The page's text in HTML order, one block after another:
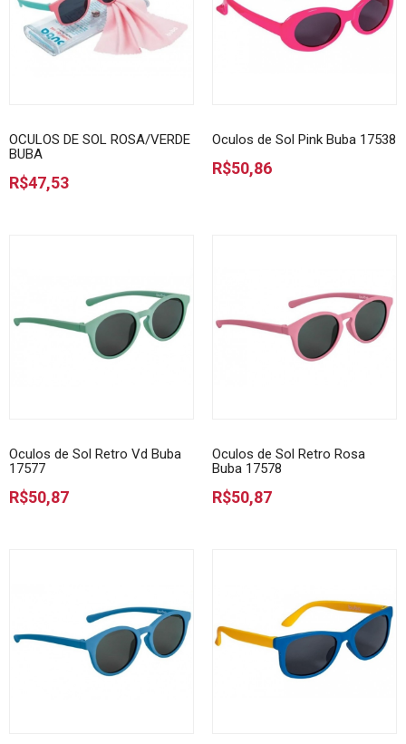
OCULOS DE SOL ROSA/VERDE
BUBA
R$47,53
Oculos de Sol Pink Buba 17538
R$50,86
Oculos de Sol Retro Vd Buba
17577
R$50,87
Oculos de Sol Retro Rosa
Buba 17578
R$50,87